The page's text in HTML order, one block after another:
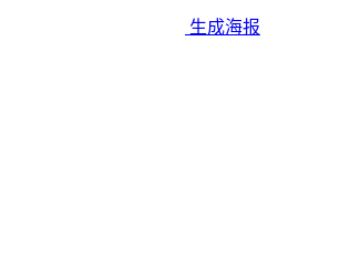
生成海报